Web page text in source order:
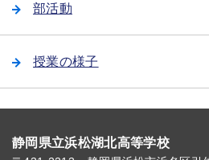
部活動
授業の様子
静岡県立浜松湖北高等学校